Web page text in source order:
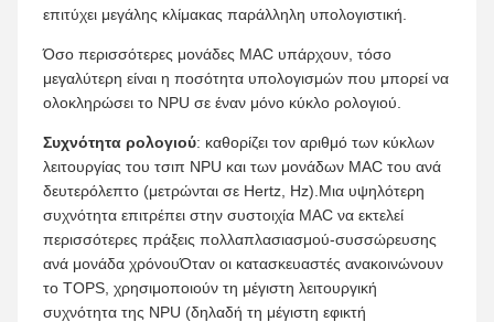
επιτύχει μεγάλης κλίμακας παράλληλη υπολογιστική.
Όσο περισσότερες μονάδες MAC υπάρχουν, τόσο
μεγαλύτερη είναι η ποσότητα υπολογισμών που μπορεί να
ολοκληρώσει το NPU σε έναν μόνο κύκλο ρολογιού.
Συχνότητα ρολογιού: καθορίζει τον αριθμό των κύκλων
λειτουργίας του τσιπ NPU και των μονάδων MAC του ανά
δευτερόλεπτο (μετρώνται σε Hertz, Hz).Μια υψηλότερη
συχνότητα επιτρέπει στην συστοιχία MAC να εκτελεί
περισσότερες πράξεις πολλαπλασιασμού-συσσώρευσης
ανά μονάδα χρόνουΌταν οι κατασκευαστές ανακοινώνουν
το TOPS, χρησιμοποιούν τη μέγιστη λειτουργική
συχνότητα της NPU (δηλαδή τη μέγιστη εφικτή